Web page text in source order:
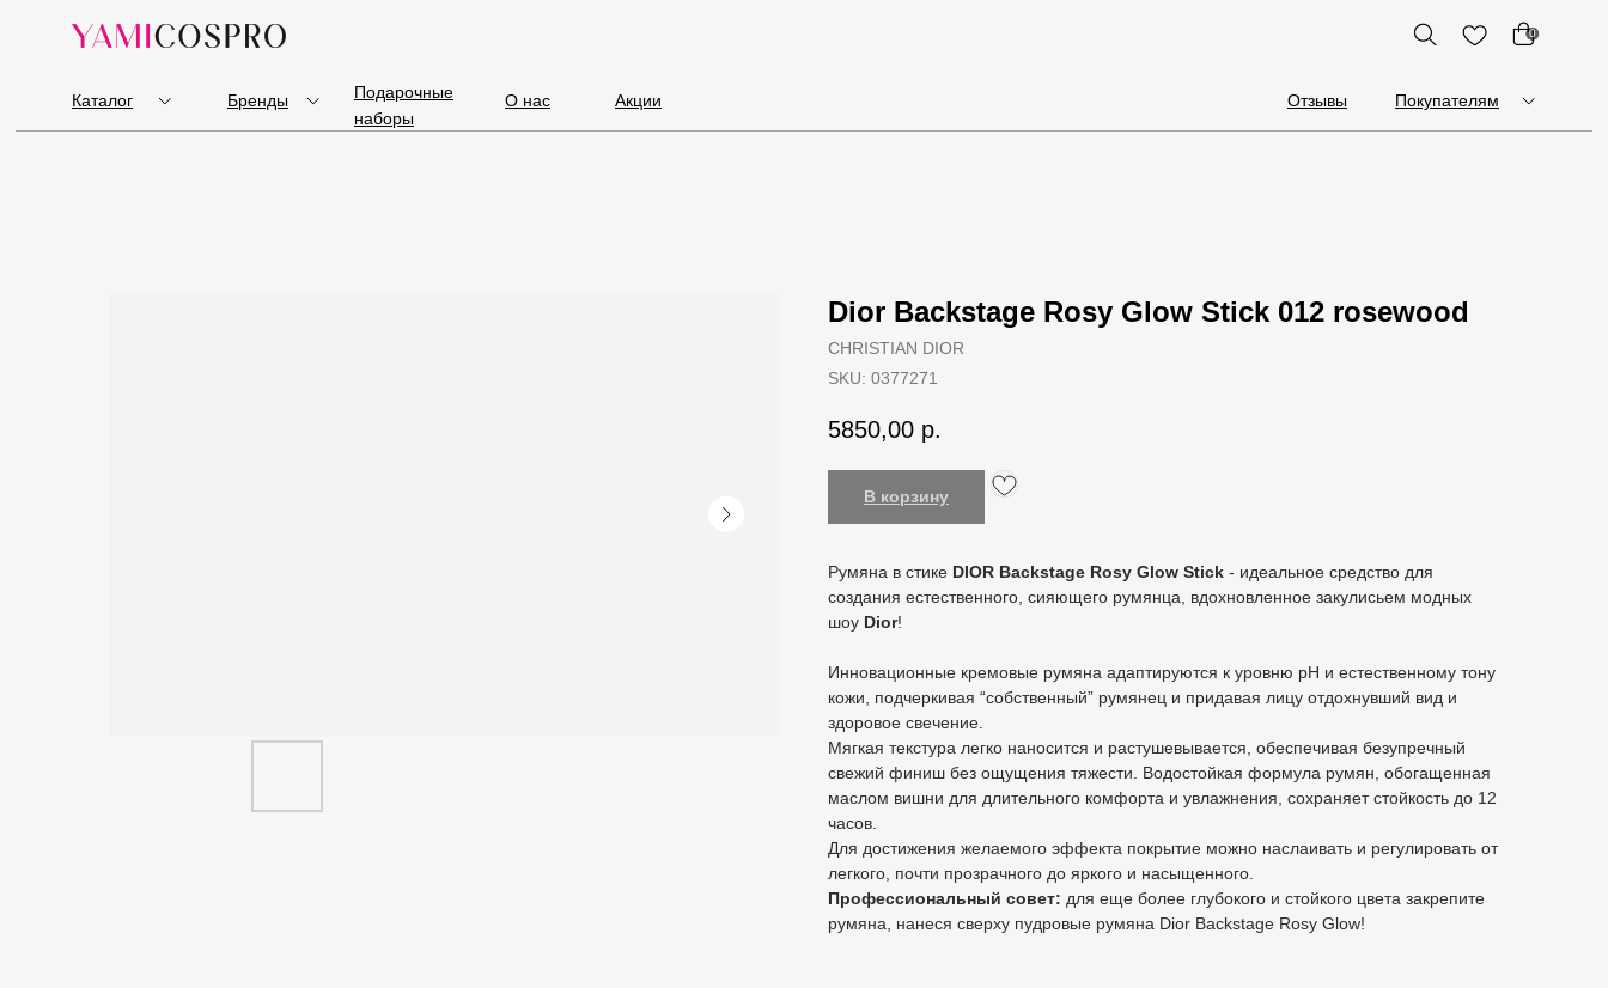
Подарочные
наборы
О нас Акции Отзывы Покупателям
0
Каталог Бренды
Dior Backstage Rosy Glow Stick 012 rosewood
CHRISTIAN DIOR
SKU: 0377271
5850,00 р.
В корзину
Румяна в стике DIOR Backstage Rosy Glow Stick - идеальное средство для
создания естественного, сияющего румянца, вдохновленное закулисьем модных
шоу Dior!
Инновационные кремовые румяна адаптируются к уровню рН и естественному тону
кожи, подчеркивая “собственный” румянец и придавая лицу отдохнувший вид и
здоровое свечение.
Мягкая текстура легко наносится и растушевывается, обеспечивая безупречный
свежий финиш без ощущения тяжести. Водостойкая формула румян, обогащенная
маслом вишни для длительного комфорта и увлажнения, сохраняет стойкость до 12
часов.
Для достижения желаемого эффекта покрытие можно наслаивать и регулировать от
легкого, почти прозрачного до яркого и насыщенного.
Профессиональный совет: для еще более глубокого и стойкого цвета закрепите
румяна, нанеся сверху пудровые румяна Dior Backstage Rosy Glow!